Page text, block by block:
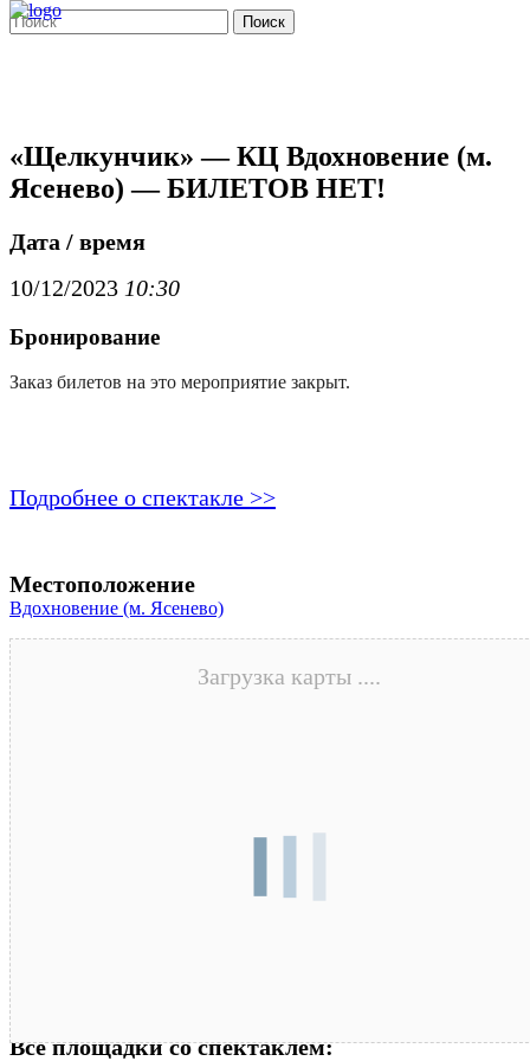
Поиск
«Щелкунчик» — КЦ Вдохновение (м.
Ясенево) — БИЛЕТОВ НЕТ!
Дата / время
10/12/2023 10:30
Бронирование
Заказ билетов на это мероприятие закрыт.
Подробнее о спектакле >>
Местоположение
Вдохновение (м. Ясенево)
Загрузка карты ....
Все площадки со спектаклем: